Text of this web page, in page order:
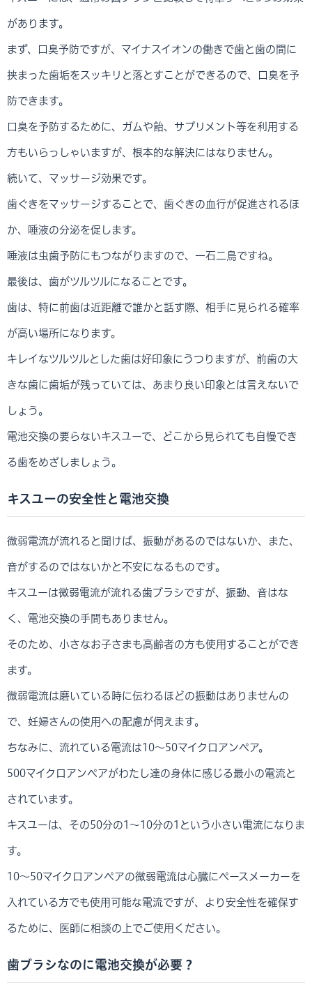
があります。
まず、口臭予防ですが、マイナスイオンの働きで歯と歯の間に
挟まった歯垢をスッキリと落とすことができるので、口臭を予
防できます。
口臭を予防するために、ガムや飴、サプリメント等を利用する
方もいらっしゃいますが、根本的な解決にはなりません。
続いて、マッサージ効果です。
歯ぐきをマッサージすることで、歯ぐきの血行が促進されるほ
か、唾液の分泌を促します。
唾液は虫歯予防にもつながりますので、一石二鳥ですね。
最後は、歯がツルツルになることです。
歯は、特に前歯は近距離で誰かと話す際、相手に見られる確率
が高い場所になります。
キレイなツルツルとした歯は好印象にうつりますが、前歯の大
きな歯に歯垢が残っていては、あまり良い印象とは言えないで
しょう。
電池交換の要らないキスユーで、どこから見られても自慢でき
る歯をめざしましょう。
キスユーの安全性と電池交換
微弱電流が流れると聞けば、振動があるのではないか、また、
音がするのではないかと不安になるものです。
キスユーは微弱電流が流れる歯ブラシですが、振動、音はな
く、電池交換の手間もありません。
そのため、小さなお子さまも高齢者の方も使用することができ
ます。
微弱電流は磨いている時に伝わるほどの振動はありませんの
で、妊婦さんの使用への配慮が伺えます。
ちなみに、流れている電流は10～50マイクロアンペア。
500マイクロアンペアがわたし達の身体に感じる最小の電流と
されています。
キスユーは、その50分の1～10分の1という小さい電流になりま
す。
10～50マイクロアンペアの微弱電流は心臓にペースメーカーを
入れている方でも使用可能な電流ですが、より安全性を確保す
るために、医師に相談の上でご使用ください。
歯ブラシなのに電池交換が必要？